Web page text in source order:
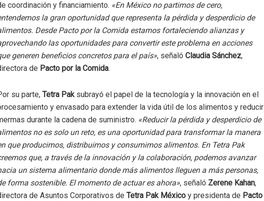
coordinación y financiamiento. «En México no partimos de cero,
la gran oportunidad que representa la pérdida y desperdicio de
Desde Pacto por la Comida estamos fortaleciendo alianzas y
las oportunidades para convertir este problema en acciones
generen beneficios concretos para el país», señaló Claudia Sánchez,
de Pacto por la Comida.
su parte, Tetra Paksubrayó el papel de la tecnología y la innovación en el
y envasado para extender la vida útil de los alimentos y reducir
durante la cadena de suministro. «Reducir la pérdida y desperdicio de
no es solo un reto, es una oportunidad para transformar la manera
que producimos, distribuimos y consumimos alimentos. En Tetra Pak
que, a través de la innovación y la colaboración, podemos avanzar
un sistema alimentario donde más alimentos lleguen a más personas,
forma sostenible. El momento de actuar es ahora», señaló Zerene Kahan,
de Asuntos Corporativos de Tetra Pak México y presidenta de Pacto